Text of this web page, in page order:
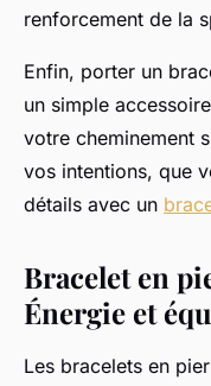
renforcement de la
Enfin, porter un
un simple
votre cheminement
vos intentions, que
détails avec un
Bracelet en
Énergie et
Les bracelets en